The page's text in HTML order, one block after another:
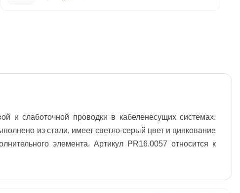
и слаботочной проводки в кабеленесущих системах.
из стали, имеет светло-серый цвет и цинкование
элемента. Артикул PR16.0057 относится к